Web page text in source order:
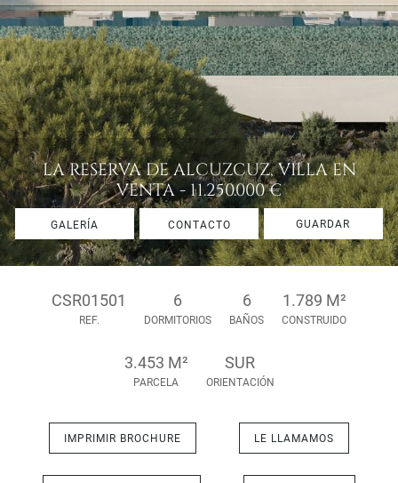
LA RESERVA DE ALCUZCUZ, VILLA EN
VENTA - 11.250.000 €
GALERÍA CONTACTO GUARDAR
CSR01501
REF.
6
DORMITORIOS
6
BAÑOS
1.789 M²
CONSTRUIDO
3.453 M²
PARCELA
SUR
ORIENTACIÓN
IMPRIMIR BROCHURE LE LLAMAMOS